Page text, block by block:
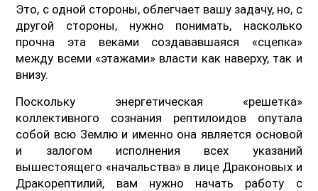
Это, с одной стороны, облегчает вашу задачу, но, с
другой стороны, нужно понимать, насколько
прочна эта веками создававшаяся «сцепка»
между всеми «этажами» власти как наверху, так и
внизу.
Поскольку энергетическая «решетка»
коллективного сознания рептилоидов опутала
собой всю Землю и именно она является основой
и залогом исполнения всех указаний
вышестоящего «начальства» в лице Драконовых и
Дракорептилий, вам нужно начать работу с